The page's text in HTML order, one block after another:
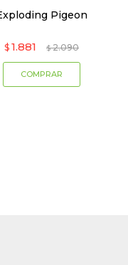
Pigeon
$ 1.881 $ 2.090